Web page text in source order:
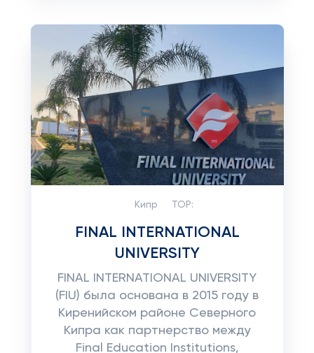
Кипр TOP:
FINAL INTERNATIONAL
UNIVERSITY
FINAL INTERNATIONAL UNIVERSITY
(FIU) была основана в 2015 году в
Киренийском районе Северного
Кипра как партнерство между
Final Education Institutions,